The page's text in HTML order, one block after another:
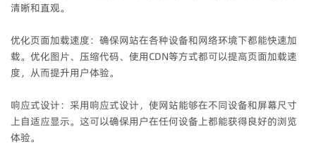
清晰和直观。
优化页面加载速度：确保网站在各种设备和网络环境下都能快速加
载。优化图片、压缩代码、使用CDN等方式都可以提高页面加载速
度，从而提升用户体验。
响应式设计：采用响应式设计，使网站能够在不同设备和屏幕尺寸
上自适应显示。这可以确保用户在任何设备上都能获得良好的浏览
体验。